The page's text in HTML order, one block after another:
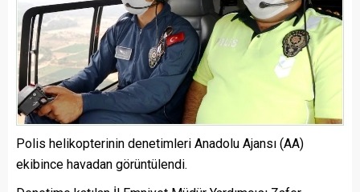
Polis helikopterinin denetimleri Anadolu Ajansı (AA)
ekibince havadan görüntülendi.